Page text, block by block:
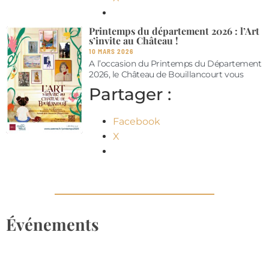
Printemps du département 2026 : l’Art
s’invite au Château !
10 MARS 2026
A l’occasion du Printemps du Département
2026, le Château de Bouillancourt vous
Partager :
Facebook
X
Événements